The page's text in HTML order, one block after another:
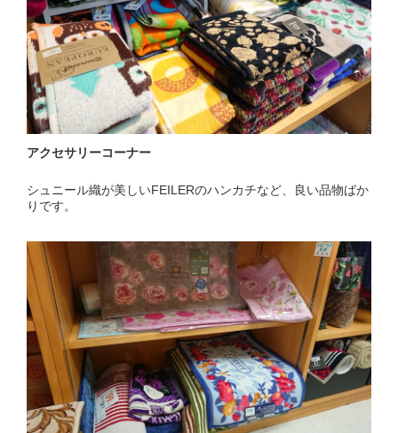
アクセサリーコーナー
シュニール織が美しいFEILERのハンカチなど、良い品物ばか
りです。